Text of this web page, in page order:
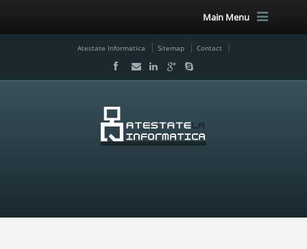
Main Menu
Atestate Informatica Sitemap Contact